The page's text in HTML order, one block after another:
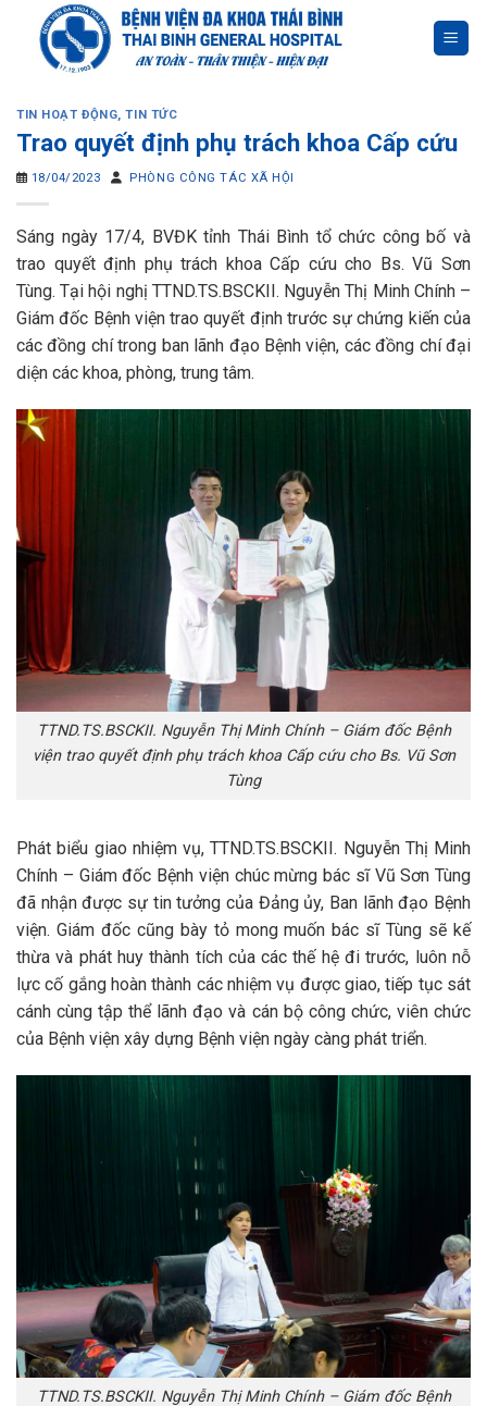
content
TIN HOẠT ĐỘNG,TIN TỨC
Trao quyết định phụ trách khoa Cấp cứu
18/04/2023 PHÒNG CÔNG TÁC XÃ HỘI
Sáng ngày 17/4, BVĐK tỉnh Thái Bình tổ chức công bố và
trao quyết định phụ trách khoa Cấp cứu cho Bs. Vũ Sơn
Tùng. Tại hội nghị TTND.TS.BSCKII. Nguyễn Thị Minh Chính –
Giám đốc Bệnh viện trao quyết định trước sự chứng kiến của
các đồng chí trong ban lãnh đạo Bệnh viện, các đồng chí đại
diện các khoa, phòng, trung tâm.
TTND.TS.BSCKII. Nguyễn Thị Minh Chính – Giám đốc Bệnh
viện trao quyết định phụ trách khoa Cấp cứu cho Bs. Vũ Sơn
Tùng
Phát biểu giao nhiệm vụ, TTND.TS.BSCKII. Nguyễn Thị Minh
Chính – Giám đốc Bệnh viện chúc mừng bác sĩ Vũ Sơn Tùng
đã nhận được sự tin tưởng của Đảng ủy, Ban lãnh đạo Bệnh
viện. Giám đốc cũng bày tỏ mong muốn bác sĩ Tùng sẽ kế
thừa và phát huy thành tích của các thế hệ đi trước, luôn nỗ
lực cố gắng hoàn thành các nhiệm vụ được giao, tiếp tục sát
cánh cùng tập thể lãnh đạo và cán bộ công chức, viên chức
của Bệnh viện xây dựng Bệnh viện ngày càng phát triển.
TTND.TS.BSCKII. Nguyễn Thị Minh Chính – Giám đốc Bệnh